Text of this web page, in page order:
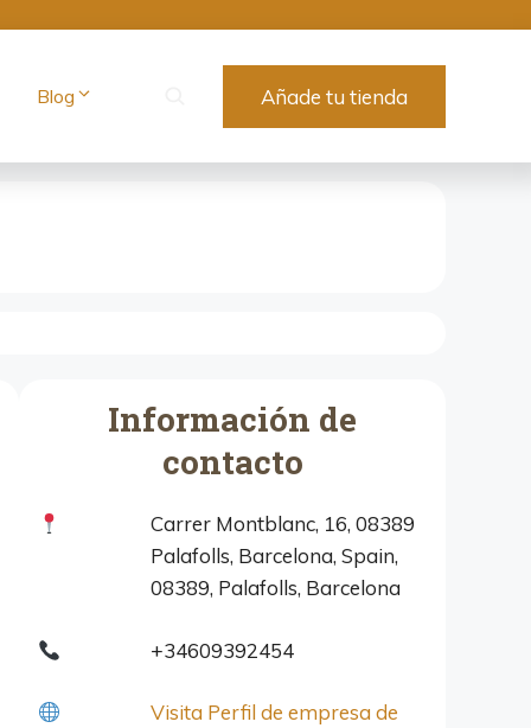
Blog Añade tu tienda
Información de
contacto
Carrer Montblanc, 16, 08389
Palafolls, Barcelona, Spain,
08389, Palafolls, Barcelona
+34609392454
Visita Perfil de empresa de